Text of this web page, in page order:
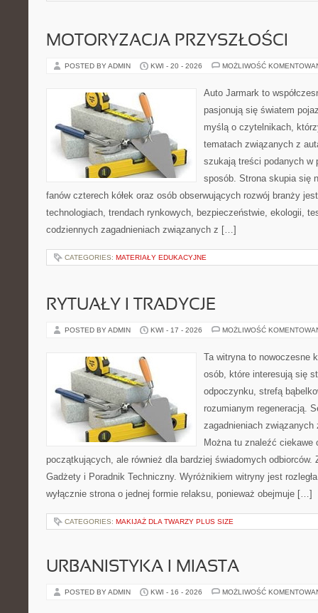
MOTORYZACJA PRZYSZŁOŚCI
POSTED BY ADMIN KWI - 20 - 2026 MOŻLIWOŚĆ
Auto Jarmark to
pasjonują się światem
myślą o czytelnikach,
tematach związanych z
szukają treści podanych w
sposób. Strona skupia się
fanów czterech kółek oraz osób obserwujących rozwój branży
technologiach, trendach rynkowych, bezpieczeństwie, ekologii,
codziennych zagadnieniach związanych z […]
CATEGORIES: MATERIAŁY EDUKACYJNE
RYTUAŁY I TRADYCJE
POSTED BY ADMIN KWI - 17 - 2026 MOŻLIWOŚĆ
Ta witryna to nowoczesne
osób, które interesują się
odpoczynku, strefą
rozumianym regeneracją.
zagadnieniach
Można tu znaleźć ciekawe
początkujących, ale również dla bardziej świadomych odbiorców.
Gadżety i Poradnik Techniczny. Wyróżnikiem witryny jest
wyłącznie strona o jednej formie relaksu, ponieważ obejmuje […]
CATEGORIES: MAKIJAŻ DLA TWARZY PLUS SIZE
URBANISTYKA I MIASTA
POSTED BY ADMIN KWI - 16 - 2026 MOŻLIWOŚĆ